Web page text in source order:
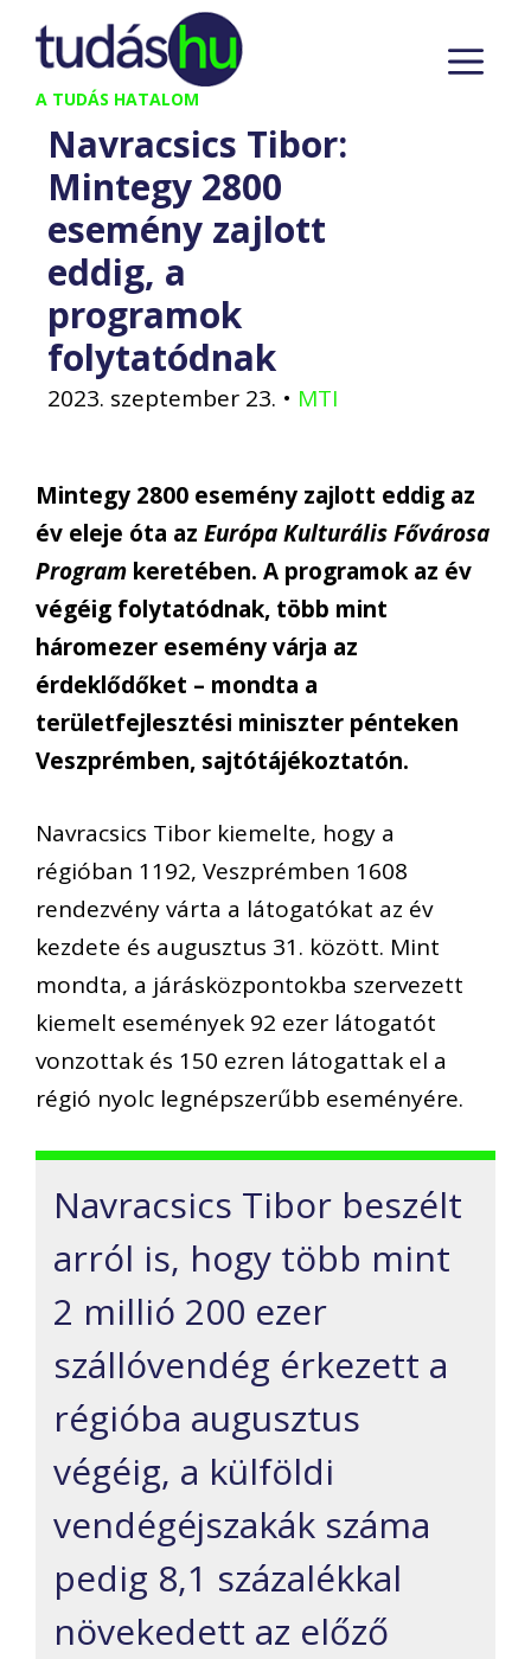
Kilépés
tartalomba
A TUDÁS HATALOM
Navracsics Tibor:
Mintegy 2800
esemény zajlott
eddig, a
programok
folytatódnak
2023. szeptember 23. • MTI
Mintegy 2800 esemény zajlott eddig az
év eleje óta az Európa Kulturális Fővárosa
Program keretében. A programok az év
végéig folytatódnak, több mint
háromezer esemény várja az
érdeklődőket – mondta a
területfejlesztési miniszter pénteken
Veszprémben, sajtótájékoztatón.
Navracsics Tibor kiemelte, hogy a
régióban 1192, Veszprémben 1608
rendezvény várta a látogatókat az év
kezdete és augusztus 31. között. Mint
mondta, a járásközpontokba szervezett
kiemelt események 92 ezer látogatót
vonzottak és 150 ezren látogattak el a
régió nyolc legnépszerűbb eseményére.
Navracsics Tibor beszélt
arról is, hogy több mint
2 millió 200 ezer
szállóvendég érkezett a
régióba augusztus
végéig, a külföldi
vendégéjszakák száma
pedig 8,1 százalékkal
növekedett az előző